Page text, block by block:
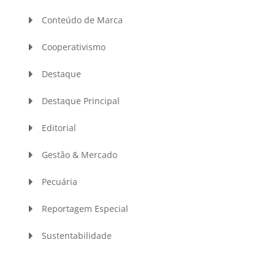
Conteúdo de Marca
Cooperativismo
Destaque
Destaque Principal
Editorial
Gestão & Mercado
Pecuária
Reportagem Especial
Sustentabilidade